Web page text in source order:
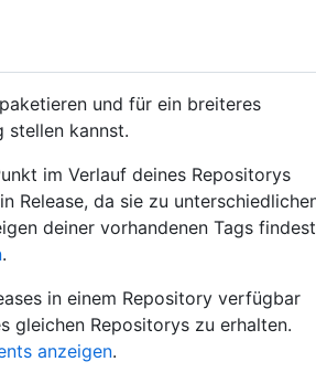
und für ein breiteres
stellen kannst.
im Verlauf deines Repositorys
Release, da sie zu
deiner vorhandenen Tags findest
.
in einem Repository verfügbar
gleichen Repositorys zu erhalten.
anzeigen.